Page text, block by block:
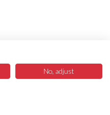
No, adjust